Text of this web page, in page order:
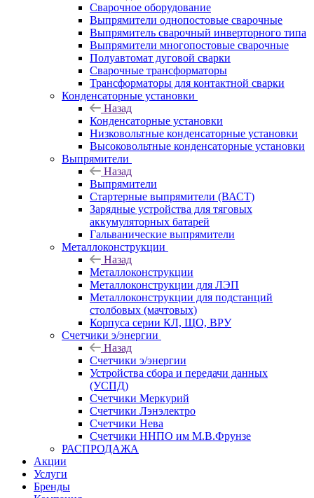
Сварочное оборудование
Выпрямители однопостовые сварочные
Выпрямитель сварочный инверторного типа
Выпрямители многопостовые сварочные
Полуавтомат дуговой сварки
Сварочные трансформаторы
Трансформаторы для контактной сварки
Конденсаторные установки
Назад
Конденсаторные установки
Низковольтные конденсаторные установки
Высоковольтные конденсаторные установки
Выпрямители
Назад
Выпрямители
Стартерные выпрямители (ВАСТ)
Зарядные устройства для тяговых
аккумуляторных батарей
Гальванические выпрямители
Металлоконструкции
Назад
Металлоконструкции
Металлоконструкции для ЛЭП
Металлоконструкции для подстанций
столбовых (мачтовых)
Корпуса серии КЛ, ЩО, ВРУ
Счетчики э/энергии
Назад
Счетчики э/энергии
Устройства сбора и передачи данных
(УСПД)
Счетчики Меркурий
Счетчики Лэнэлектро
Счетчики Нева
Счетчики ННПО им М.В.Фрунзе
РАСПРОДАЖА
Акции
Услуги
Бренды